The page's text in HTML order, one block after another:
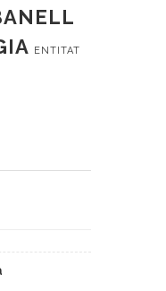
ENTITAT